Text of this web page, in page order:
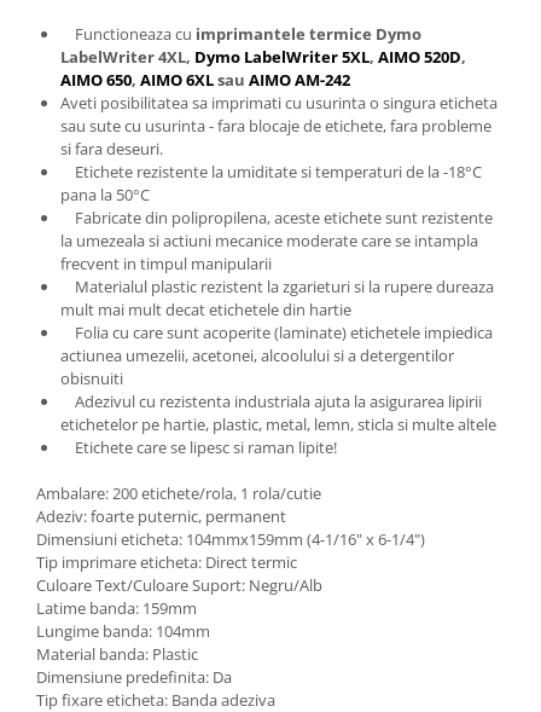
Functioneaza cu imprimantele termice Dymo
LabelWriter 4XL, Dymo LabelWriter 5XL, AIMO 520D,
AIMO 650, AIMO 6XLsau AIMO AM-242
Aveti posibilitatea sa imprimati cu usurinta o singura eticheta
sau sute cu usurinta - fara blocaje de etichete, fara probleme
si fara deseuri.
Etichete rezistente la umiditate si temperaturi de la -18°C
pana la 50°C
Fabricate din polipropilena, aceste etichete sunt rezistente
la umezeala si actiuni mecanice moderate care se intampla
frecvent in timpul manipularii
Materialul plastic rezistent la zgarieturi si la rupere dureaza
mult mai mult decat etichetele din hartie
Folia cu care sunt acoperite (laminate) etichetele impiedica
actiunea umezelii, acetonei, alcoolului si a detergentilor
obisnuiti
Adezivul cu rezistenta industriala ajuta la asigurarea lipirii
etichetelor pe hartie, plastic, metal, lemn, sticla si multe altele
Etichete care se lipesc si raman lipite!
Ambalare: 200 etichete/rola, 1 rola/cutie
Adeziv: foarte puternic, permanent
Dimensiuni eticheta: 104mmx159mm (4-1/16" x 6-1/4")
Tip imprimare eticheta: Direct termic
Culoare Text/Culoare Suport: Negru/Alb
Latime banda: 159mm
Lungime banda: 104mm
Material banda: Plastic
Dimensiune predefinita: Da
Tip fixare eticheta: Banda adeziva